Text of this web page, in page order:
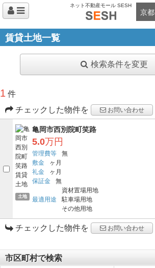
ネット不動産モール SESH
京都
賃貸土地一覧
検索条件を変更
1 件
チェックした物件を
お問い合わせ
土地
亀岡市西別院町笑路
5.0万円
管理費等
無
敷金
ヶ月
礼金
ヶ月
保証金
無
最適用途
資材置場用地
駐車場用地
その他用地
チェックした物件を お問い合わせ
市区町村で検索